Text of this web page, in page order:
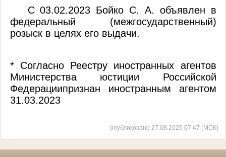
С 03.02.2023 Бойко С. А. объявлен в
федеральный (межгосударственный)
розыск в целях его выдачи.
* Согласно Реестру иностранных агентов
Министерства юстиции Российской
Федерациипризнан иностранным агентом
31.03.2023
опубликовано 27.08.2025 07:47 (МСК)